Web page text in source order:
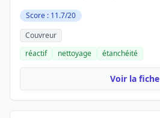
Score : 11.7/20
Couvreur
réactif
nettoyage étanchéité
Voir la fiche